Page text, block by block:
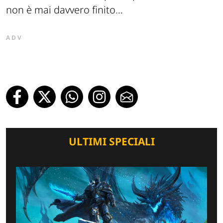
non è mai davvero finito…
ADV
ULTIMI SPECIALI